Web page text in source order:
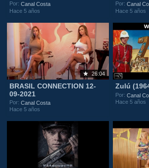
Por:Canal Costa
Hace 5 años
Por:Canal
Hace 5 años
26:04
BRASIL CONNECTION 12-
09-2021
Por:Canal Costa
Hace 5 años
Zulú
Por:Canal
Hace 5 años